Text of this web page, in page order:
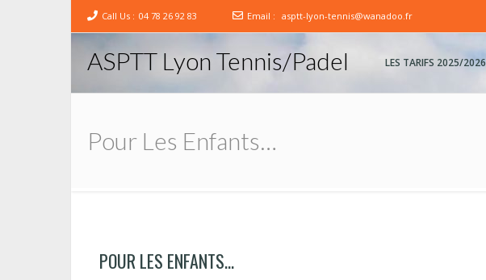
Call Us : 04 78 26 92 83 Email : asptt-lyon-tennis@wanadoo.fr
ASPTT Lyon Tennis/Padel LES TARIFS 2025/2026
Pour Les Enfants…
POUR LES ENFANTS…